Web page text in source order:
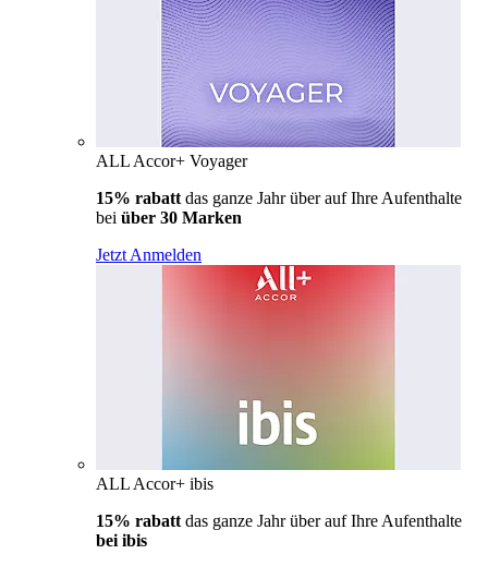
ALL Accor+ Voyager
15% rabatt das ganze Jahr über auf Ihre Aufenthalte
bei über 30 Marken
Jetzt Anmelden
ALL Accor+ ibis
15% rabatt das ganze Jahr über auf Ihre Aufenthalte
bei ibis